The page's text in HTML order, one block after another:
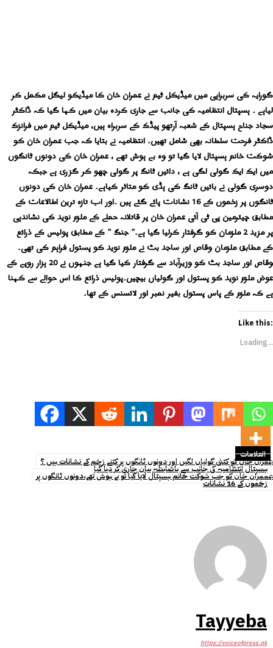
گورایہ کی سربراہی میں میڈیکل ٹیم نے عمران خان کا میڈیکو لیگل مکمل کر
لیاہے ۔ ہسپتال انتظامیہ کی جانب سے جاری کردہ بیان میں کہا گیا کہ ڈاکٹر
سجاد جناح ہسپتال کے شعبہ آرتھو پیڈک کے سربراہ ہیں، میڈیکل ٹیم میں فرانزک
ڈاکٹر فرحت سلطانہ بھی شامل تھیں۔ انتظامیہ نے بتایا کہ جب عمران خان کو
شوکت خانم ہسپتال لایا گیا تو وہ بے ہوش تھے ، عمران خان کی دونوں ٹانگوں
میں ایک ایک گولی لگی ہے ، دائیں ٹانگ پر گولی چھو کر گزری ہے جبکہ
دوسری گولی نے بائیں ٹانگ کی ہڈی کو متاثر کیاہے۔ عمران خان کی دونوں
ٹانگوں پر زخموں کے 16 نشانات پائے گئے ہیں ۔اور اب تازہ ترین اطالاعات کے
مطابقچیئرمین پی ٹی آئی عمران خان پر قاتلانہ حملے کے ملزم نوید کی نشاندہی
پر مزید 2 ملزمان کو گرفتار کرلیا گیا ہے۔” جنگ ” کے مطابق
پولیس کے ذرائع
کے مطابق ملزمان وقاص اور ساجد بٹ نے ملزم نوید کو پستول فراہم کی تھی۔
وقاص اور ساجد بٹ کو وزیرآباد سے گرفتار کیا گیا ہے جنہوں نے 20 ہزار روپے کے
عوض ملزم نوید کو پستول اور گولیاں بیچیں۔پولیس ذرائع کا اس حوالے سے کہنا
ہے کہ ملزم کے پاس پستول بغیر نمبر اور لائسنس کے تھا۔
Like this:
Loading...
العلامات
عمران خان کو کتنی گولیاں لگیں اور دونوں ٹانگوں پر کتنے زخم کے نشانات ہیں ؟
ہسپتال انتظامیہ کی جانب سے باضابطہ بیان جاری کر دیا گیا
عممران خان کو جب شوکت خانم ہسپتال لایا گیا تو بے ہوش تھے،دونوں ٹانگوں پر
زخموں کے 16 نشانات
Tayyeba
https://voiceofpress.pk